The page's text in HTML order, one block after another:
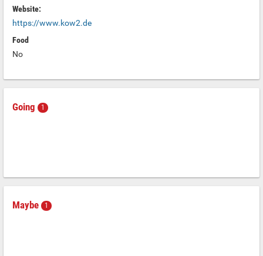
Website:
https://www.kow2.de
Food
No
Going 1
Maybe 1